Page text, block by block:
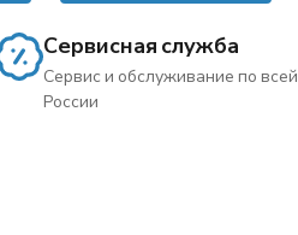
Сервисная служба
Сервис и обслуживание по всей
России